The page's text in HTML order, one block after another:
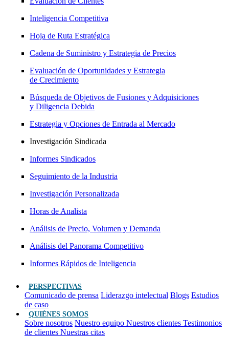
Inteligencia Competitiva
Hoja de Ruta Estratégica
Cadena de Suministro y Estrategia de Precios
Evaluación de Oportunidades y Estrategia
de Crecimiento
Búsqueda de Objetivos de Fusiones y Adquisiciones
y Diligencia Debida
Estrategia y Opciones de Entrada al Mercado
Investigación Sindicada
Informes Sindicados
Seguimiento de la Industria
Investigación Personalizada
Horas de Analista
Análisis de Precio, Volumen y Demanda
Análisis del Panorama Competitivo
Informes Rápidos de Inteligencia
PERSPECTIVAS
Comunicado de prensa Liderazgo intelectual Blogs Estudios
de caso
QUIÉNES SOMOS
Sobre nosotros Nuestro equipo Nuestros clientes Testimonios
de clientes Nuestras citas